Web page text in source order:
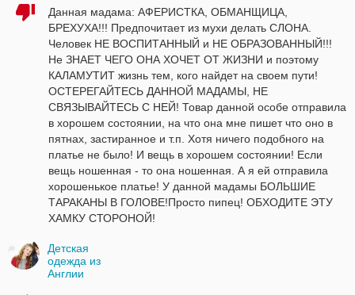
Данная мадама: АФЕРИСТКА, ОБМАНЩИЦА,
БРЕХУХА!!! Предпочитает из мухи делать СЛОНА.
Человек НЕ ВОСПИТАННЫЙ и НЕ ОБРАЗОВАННЫЙ!!!
Не ЗНАЕТ ЧЕГО ОНА ХОЧЕТ ОТ ЖИЗНИ и поэтому
КАЛАМУТИТ жизнь тем, кого найдет на своем пути!
ОСТЕРЕГАЙТЕСЬ ДАННОЙ МАДАМЫ, НЕ
СВЯЗЫВАЙТЕСЬ С НЕЙ! Товар данной особе отправила
в хорошем состоянии, на что она мне пишет что оно в
пятнах, застиранное и т.п. Хотя ничего подобного на
платье не было! И вещь в хорошем состоянии! Если
вещь ношенная - то она ношенная. А я ей отправила
хорошенькое платье! У данной мадамы БОЛЬШИЕ
ТАРАКАНЫ В ГОЛОВЕ!Просто пипец! ОБХОДИТЕ ЭТУ
ХАМКУ СТОРОНОЙ!
Детская
одежда из
Англии